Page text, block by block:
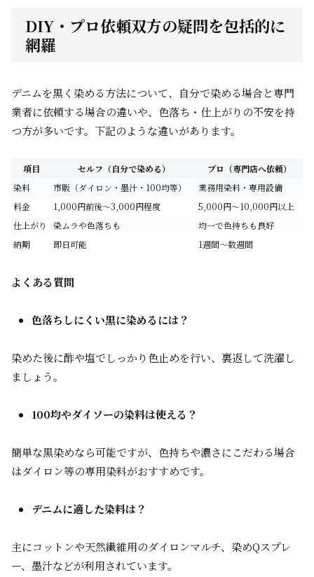
DIY・プロ依頼双方の疑問を包括的に
網羅
デニムを黒く染める方法について、自分で染める場合と専門
業者に依頼する場合の違いや、色落ち・仕上がりの不安を持
つ方が多いです。下記のような違いがあります。
項目 セルフ（自分で染める）
プロ（専門店へ依頼）
染料
市販（ダイロン・墨汁・100均等）
業務用染料・専用設備
料金
1,000円前後〜3,000円程度
5,000円〜10,000円以上
仕上がり
染ムラや色落ちも
均一で色持ちも良好
納期
即日可能 1週間〜数週間
よくある質問
色落ちしにくい黒に染めるには？
染めた後に酢や塩でしっかり色止めを行い、裏返して洗濯し
ましょう。
100均やダイソーの染料は使える？
簡単な黒染めなら可能ですが、色持ちや濃さにこだわる場合
はダイロン等の専用染料がおすすめです。
デニムに適した染料は？
主にコットンや天然繊維用のダイロンマルチ、染めQスプレ
ー、墨汁などが利用されています。